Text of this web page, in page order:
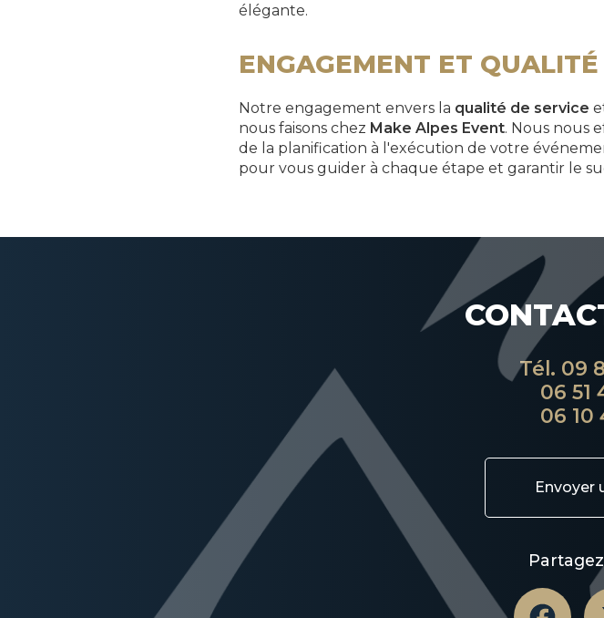
élégante.
ENGAGEMENT ET
Notre engagement envers la qualité de service
nous faisons chez Make Alpes Event. Nous nous
de la planification à l'exécution de votre
pour vous guider à chaque étape et garantir le
Tél. 09
06 51
06 10
Envoyer